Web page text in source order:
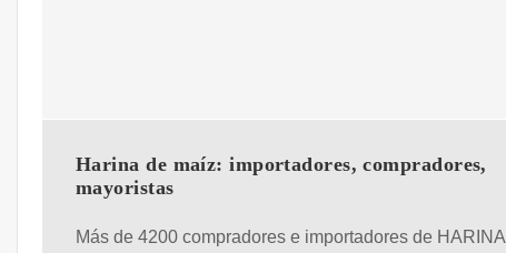
Harina de maíz: importadores, compradores,
mayoristas
Más de 4200 compradores e importadores de HARINA